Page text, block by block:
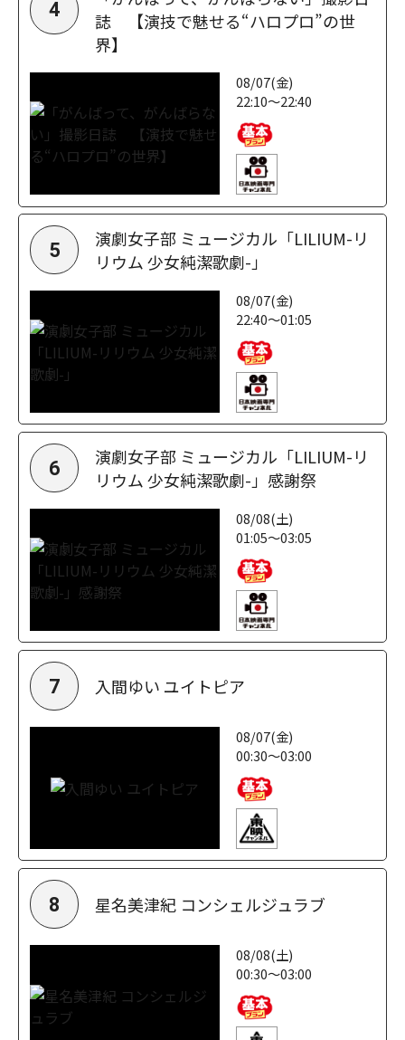
4
誌 【演技で魅せる“ハロプロ”の世
界】
08/07(金)
22:10～22:40
5
演劇女子部 ミュージカル「LILIUM-リ
リウム 少女純潔歌劇-」
08/07(金)
22:40～01:05
6
演劇女子部 ミュージカル「LILIUM-リ
リウム 少女純潔歌劇-」感謝祭
08/08(土)
01:05～03:05
7 入間ゆい ユイトピア
08/07(金)
00:30～03:00
8 星名美津紀 コンシェルジュラブ
08/08(土)
00:30～03:00